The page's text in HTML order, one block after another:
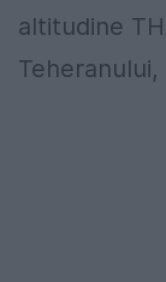
altitudine